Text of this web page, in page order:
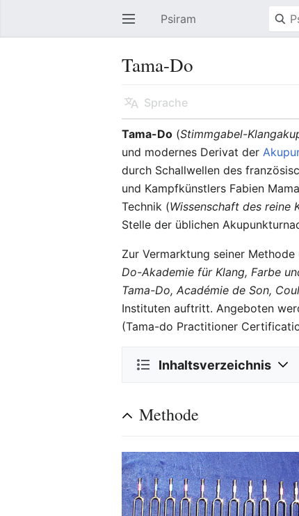
Hauptmenü öffnen Psiram
Tama-Do
Sprache
Tama-Do (Stimmgabel-
und modernes Derivat der
durch Schallwellen des
und Kampfkünstlers Fabien
Technik (Wissenschaft des reine
Stelle der üblichen
Zur Vermarktung seiner
Do-Akademie für Klang, Farbe
Tama-Do, Académie de Son,
Instituten auftritt. Angeboten
(Tama-do Practitioner
Inhaltsverzeichnis
Methode